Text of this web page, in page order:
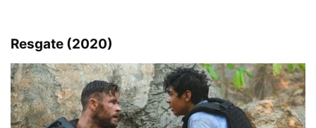
Resgate (2020)